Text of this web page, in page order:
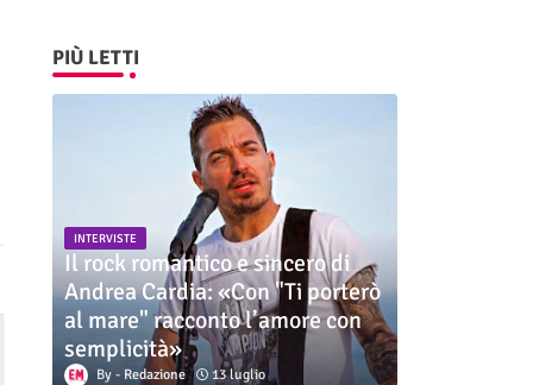
PIÙ LETTI
INTERVISTE
Il rock romantico e sincero di
Andrea Cardia: «Con "Ti porterò
al mare" racconto l’amore con
semplicità»
Redazione 13 luglio